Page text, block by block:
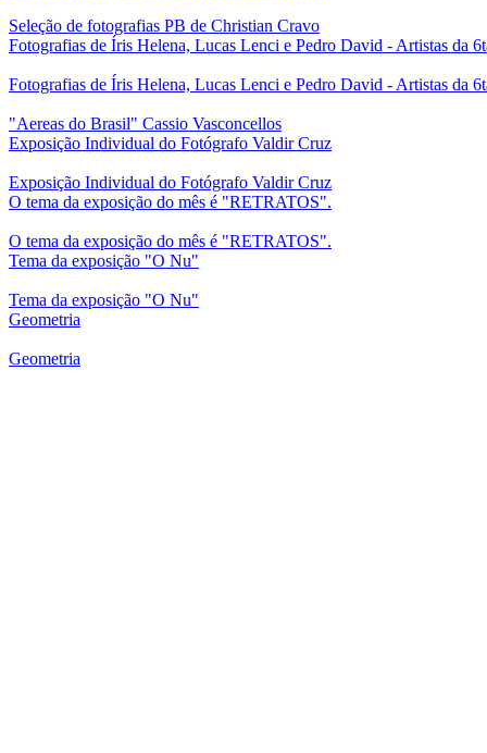
Seleção de fotografias PB de Christian Cravo
Fotografias de Íris Helena, Lucas Lenci e Pedro David - Artistas da
Fotografias de Íris Helena, Lucas Lenci e Pedro David - Artistas da
"Aereas do Brasil" Cassio Vasconcellos
Exposição Individual do Fotógrafo Valdir Cruz
Exposição Individual do Fotógrafo Valdir Cruz
O tema da exposição do mês é "RETRATOS".
O tema da exposição do mês é "RETRATOS".
Tema da exposição "O Nu"
Tema da exposição "O Nu"
Geometria
Geometria